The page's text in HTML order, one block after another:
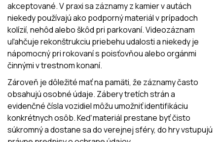
akceptované. V praxi sa záznamy z kamier v autách
niekedy používajú ako podporný materiál v prípadoch
kolízií, nehôd alebo škôd pri parkovaní. Videozáznam
uľahčuje rekonštrukciu priebehu udalosti a niekedy je
nápomocný pri rokovaní s poisťovňou alebo orgánmi
činnými v trestnom konaní.
Zároveň je dôležité mať na pamäti, že záznamy často
obsahujú osobné údaje. Zábery tretích strán a
evidenčné čísla vozidiel môžu umožniť identifikáciu
konkrétnych osôb. Keď materiál prestane byť čisto
súkromný a dostane sa do verejnej sféry, do hry vstupujú